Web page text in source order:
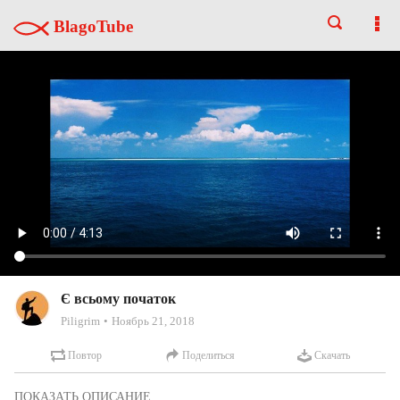
BlagoTube
Є всьому початок
Piligrim Ноябрь 21, 2018
Повтор Поделиться Скачать
1. Є всьому початок, є всьому кінець Так швидко минає життя,